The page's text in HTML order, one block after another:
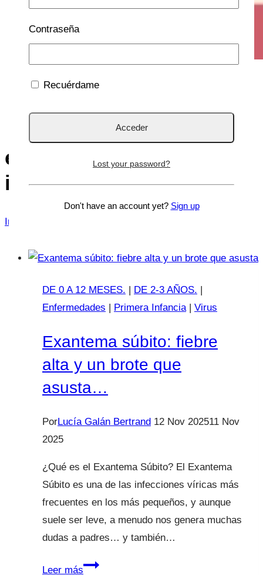
enfermedades víricas
infantiles
Inicio
DE 0 A 12 MESES. DE 2-3 AÑOS.
Enfermedades
Primera Infancia| Virus
Exantema súbito: fiebre
alta y un brote que
asusta…
PorLucía Galán Bertrand 12 Nov 202511 Nov
2025
¿Qué es el Exantema Súbito? El Exantema
Súbito es una de las infecciones víricas más
frecuentes en los más pequeños, y aunque
suele ser leve, a menudo nos genera muchas
dudas a padres… y también…
Leer másExantema
Contraseña
Recuérdame
Lost your password?
Don't have an account yet? Sign up